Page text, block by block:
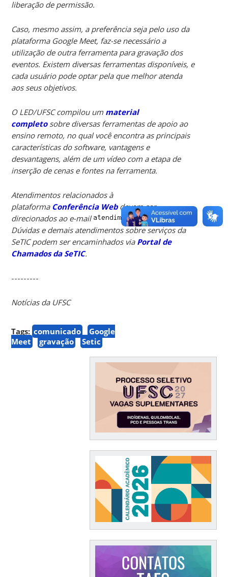
liberação de permissão.
Caso, mesmo assim, a preferência seja pelo uso da
plataforma Google Meet, faz-se necessário a
utilização de outra ferramenta para gravação dos
eventos. Existem diversas ferramentas disponíveis, e
cada usuário pode optar pela que melhor atenda
aos seus objetivos.
O LED/UFSC compilou um material
completosobre diversas ferramentas de apoio ao
ensino remoto, no qual você encontra as principais
características do software, vantagens e
desvantagens, além de um vídeo com a etapa de
inserção de cenas e fontes na ferramenta.
Atendimentos relacionados à
plataforma Conferência Webdevem ser
direcionados ao e-mail
Dúvidas e demais atendimentos sobre serviços da
SeTIC podem ser encaminhados via Portal de
Chamados da SeTIC.
---------
Notícias da UFSC
Tags: comunicado
Google
Meet
gravação Setic